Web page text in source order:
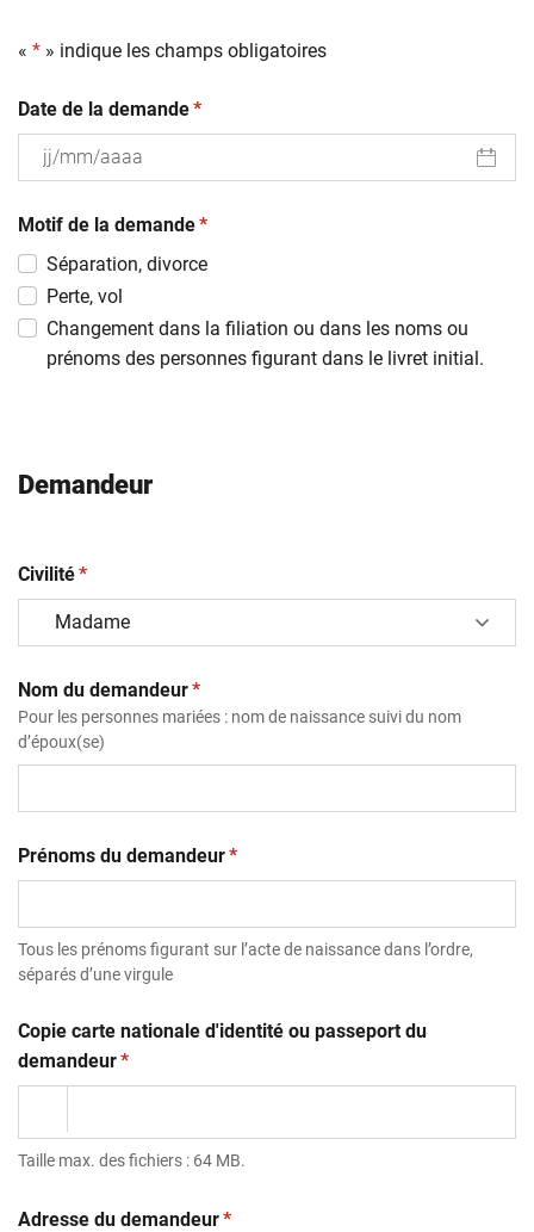
« * » indique les champs obligatoires
Date de la demande(obligatoire)
*
slash
MM
slash
AAAA
Motif de la demande(obligatoire)
*
Séparation, divorce
Perte, vol
Changement dans la filiation ou dans les noms ou
prénoms des personnes figurant dans le livret initial.
Demandeur
Civilité(obligatoire)
*
Nom du demandeur(obligatoire)
*
Pour les personnes mariées : nom de naissance suivi du nom
d’époux(se)
Prénoms du demandeur(obligatoire)
*
Tous les prénoms figurant sur l’acte de naissance dans l’ordre,
séparés d’une virgule
Copie carte nationale d'identité ou passeport du
demandeur(obligatoire)
*
Taille max. des fichiers : 64 MB.
Adresse du demandeur(obligatoire)
*